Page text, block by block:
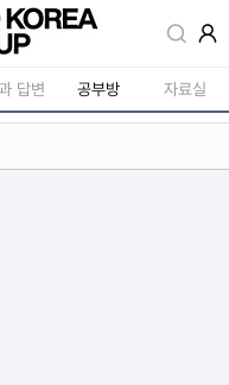
답변 공부방 자료실
북5
5